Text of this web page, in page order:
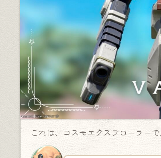
これは、コスモエクスプローラー